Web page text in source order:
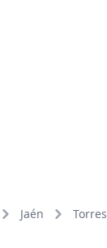
Jaén Torres